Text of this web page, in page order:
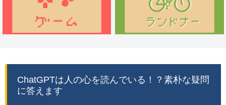
ChatGPTは人の心を読んでいる！？素朴な疑問
に答えます